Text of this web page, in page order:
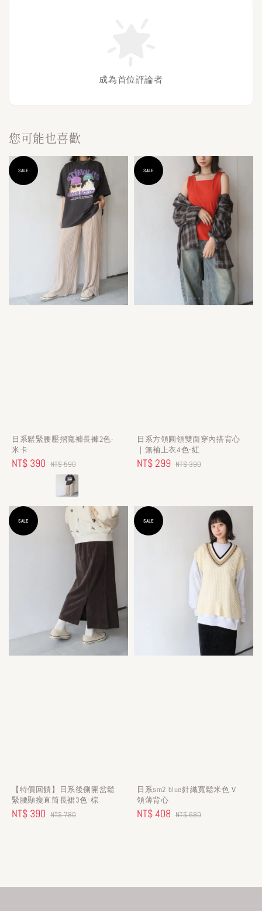
成為首位評論者
您可能也喜歡
SALE
日系鬆緊腰壓摺寬褲長褲2色-
米卡
Sale
NT$ 390 Regular
price
NT$ 590
SALE
日系方領圓領雙面穿內搭背心
｜無袖上衣4色-紅
Sale
NT$ 299 Regular
NT$ 390
SALE
【特價回饋】日系後側開岔鬆
緊腰顯瘦直筒長裙3色-棕
Sale
NT$ 390 Regular
NT$ 780
SALE
日系sm2 blue針織寬鬆米色Ｖ
領薄背心
Sale
NT$ 408 Regular
NT$ 680